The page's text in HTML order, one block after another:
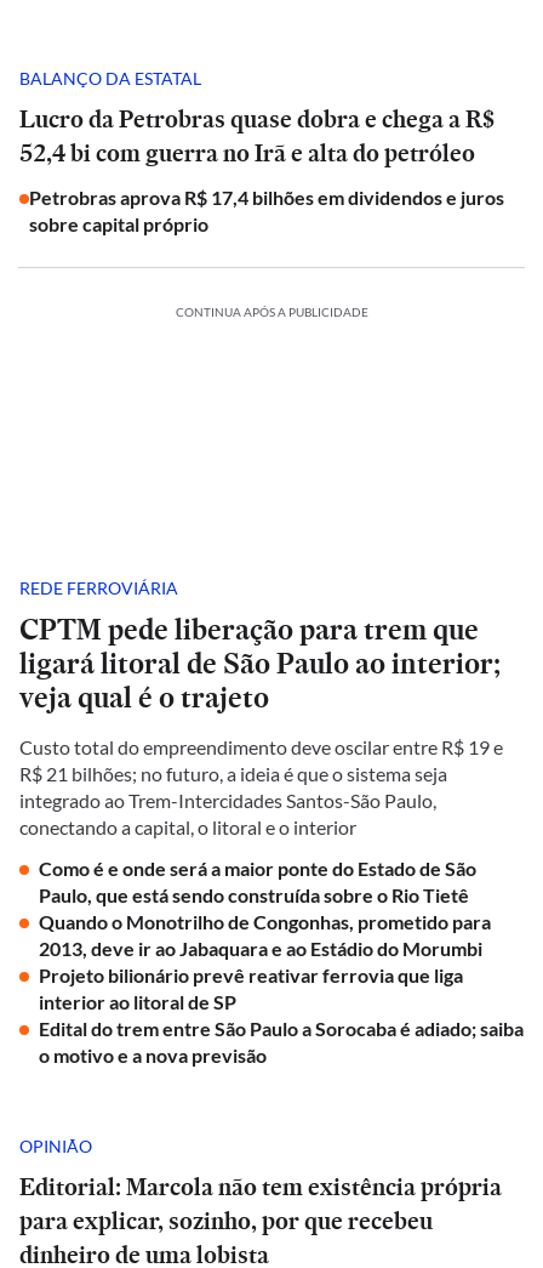
BALANÇO DA ESTATAL
Lucro da Petrobras quase dobra e chega a R$
52,4 bi com guerra no Irã e alta do petróleo
Petrobras aprova R$ 17,4 bilhões em dividendos e juros
sobre capital próprio
CONTINUA APÓS A PUBLICIDADE
REDE FERROVIÁRIA
CPTM pede liberação para trem que
ligará litoral de São Paulo ao interior;
veja qual é o trajeto
Custo total do empreendimento deve oscilar entre R$ 19 e
R$ 21 bilhões; no futuro, a ideia é que o sistema seja
integrado ao Trem-Intercidades Santos-São Paulo,
conectando a capital, o litoral e o interior
Como é e onde será a maior ponte do Estado de São
Paulo, que está sendo construída sobre o Rio Tietê
Quando o Monotrilho de Congonhas, prometido para
2013, deve ir ao Jabaquara e ao Estádio do Morumbi
Projeto bilionário prevê reativar ferrovia que liga
interior ao litoral de SP
Edital do trem entre São Paulo a Sorocaba é adiado; saiba
o motivo e a nova previsão
OPINIÃO
Editorial: Marcola não tem existência própria
para explicar, sozinho, por que recebeu
dinheiro de uma lobista